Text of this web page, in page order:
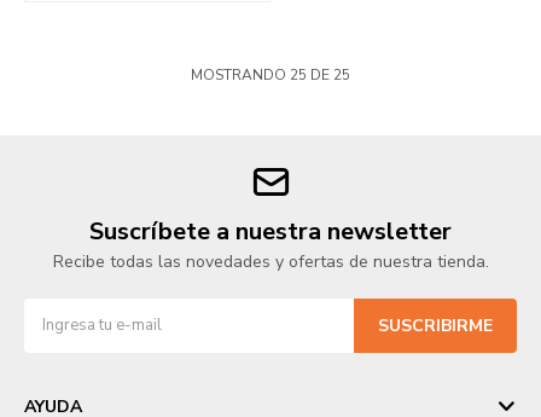
MOSTRANDO 25 DE 25
Suscríbete a nuestra newsletter
Recibe todas las novedades y ofertas de nuestra tienda.
SUSCRIBIRME
AYUDA